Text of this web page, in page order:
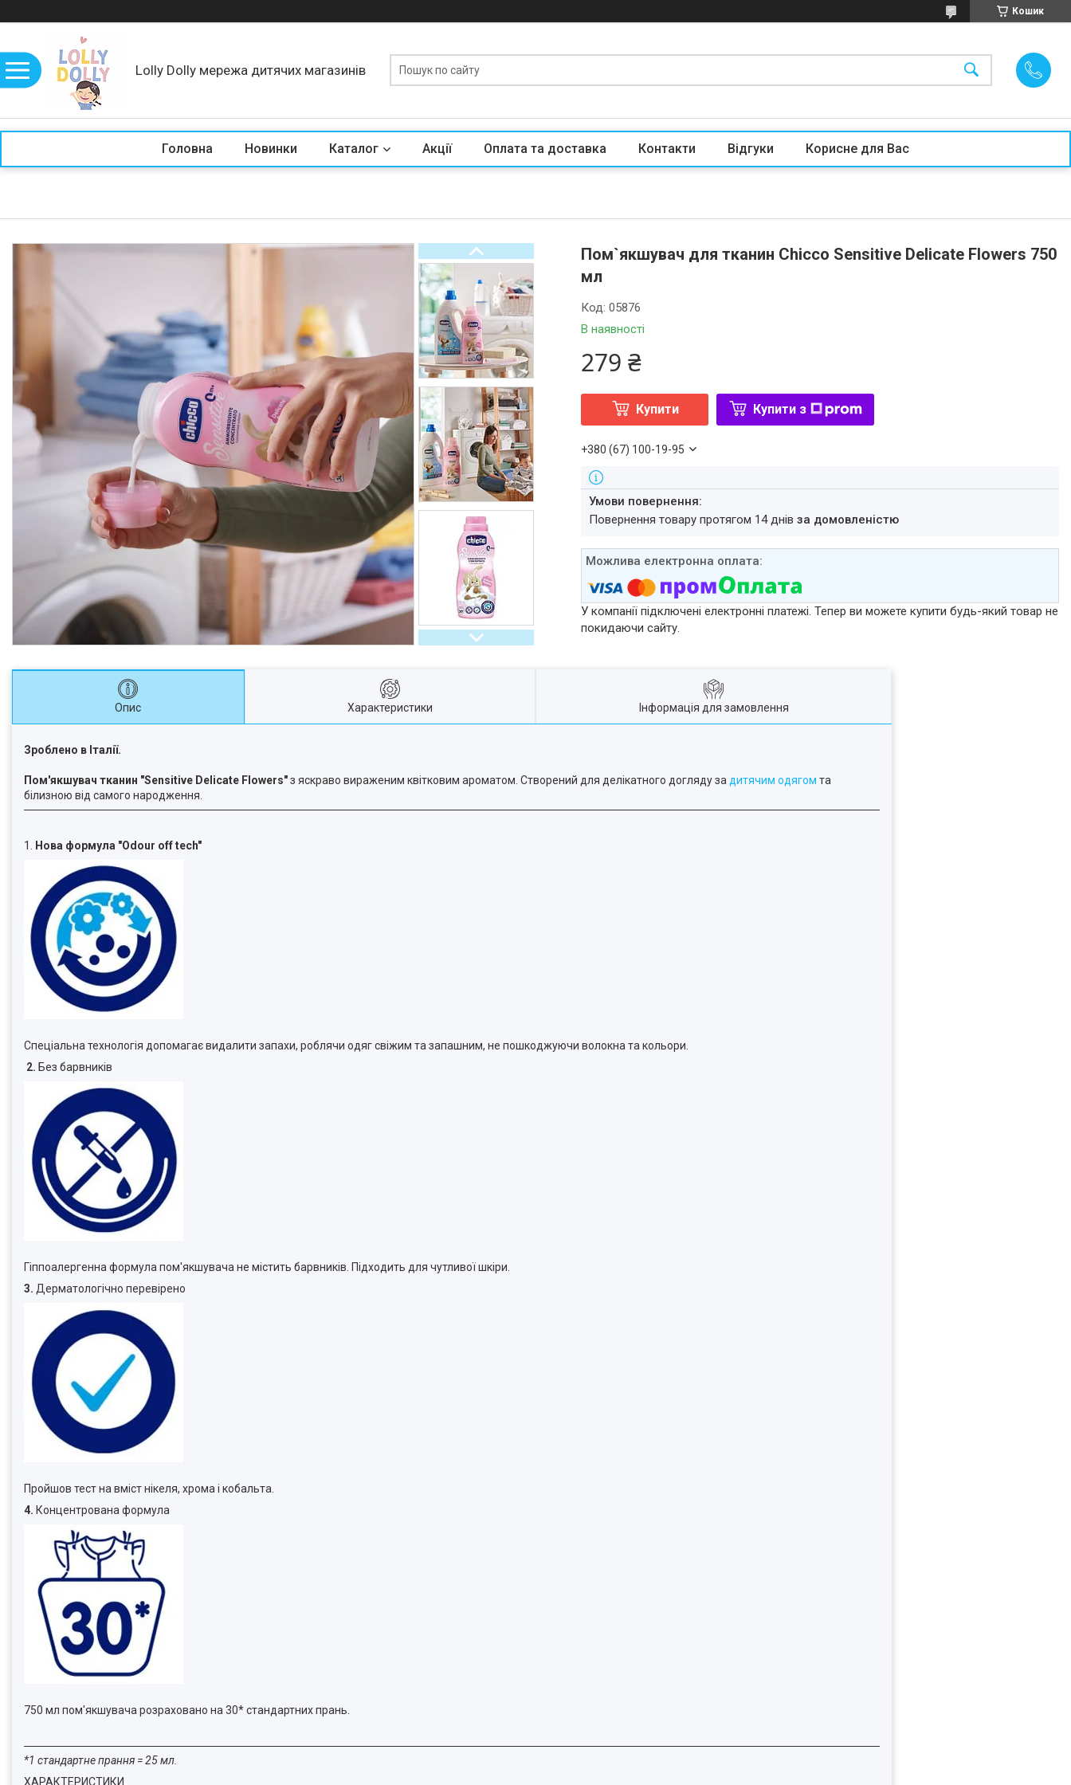
Кошик
Lolly Dolly мережа дитячих магазинів
Головна Новинки Каталог Акції Оплата та доставка Контакти Відгуки Корисне для Вас
Пом`якшувач для тканин Chicco Sensitive Delicate Flowers 750
мл
В наявності
Код:05876
279 ₴
Купити Купити з
+380 (67) 100-19-95
повернення товару протягом 14 днівза домовленістю
У компанії підключені електронні платежі. Тепер ви можете купити будь-який товар не
покидаючи сайту.
Опис Характеристики Інформація для замовлення
Зроблено в Італії.
Пом'якшувач тканин "Sensitive Delicate Flowers"з яскраво вираженим квітковим ароматом. Створений для делікатного догляду за дитячим одягом та
білизною від самого народження.
1. Нова формула "Odour off tech"
Спеціальна технологія допомагає видалити запахи, роблячи одяг свіжим та запашним, не пошкоджуючи волокна та кольори.
2. Без барвників
Гіппоалергенна формула пом'якшувача не містить барвників. Підходить для чутливої шкіри.
3. Дерматологічно перевірено
Пройшов тест на вміст нікеля, хрома і кобальта.
4. Концентрована формула
750 мл пом'якшувача розраховано на 30* стандартних прань.
*1 стандартне прання = 25 мл.
ХАРАКТЕРИСТИКИ